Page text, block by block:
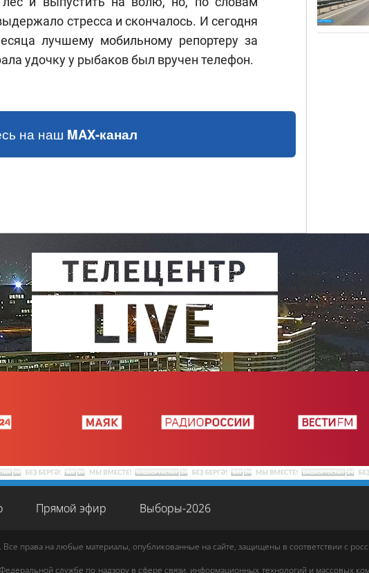
стресса и скончалось. И сегодня
лучшему мобильному репортеру за
удочку у рыбаков был вручен телефон.
на наш MAX-канал
Прямой эфир Выборы-2026
. Все права на любые материалы, опубликованные на сайте, защищены в соответствии с
службе по надзору в сфере связи, информационных технологий и массовых